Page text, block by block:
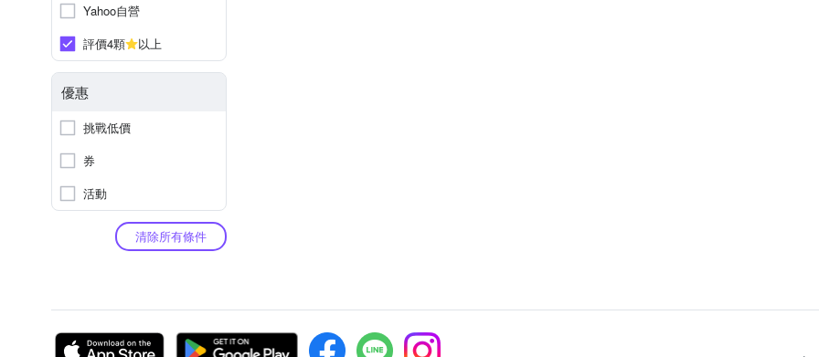
Yahoo自營
評價4顆
以上
優惠
挑戰低價
券
活動
清除所有條件